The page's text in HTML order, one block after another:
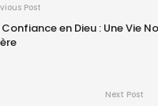
Post
Confiance en Dieu : Une Vie
Next Post